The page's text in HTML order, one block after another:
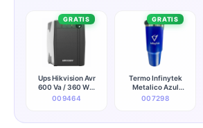
GRATIS
Ups Hikvision Avr
600 Va / 360 W 6
Salidas (120v)
009464
GRATIS
Termo Infinytek
Metalico Azul
(promocionales)
007298